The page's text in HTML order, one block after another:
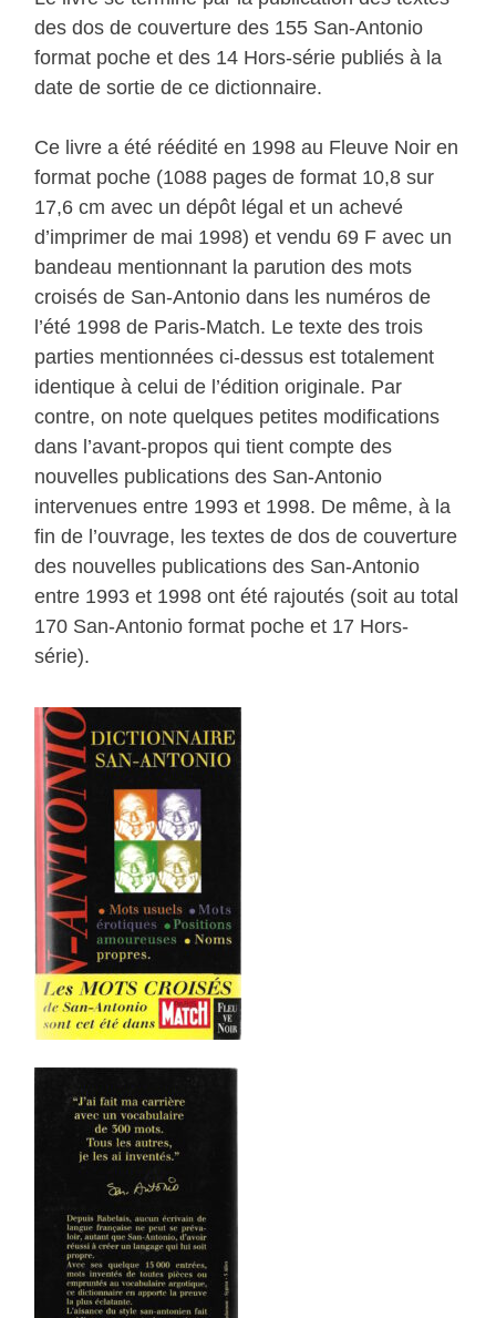
des dos de couverture des 155 San-Antonio
format poche et des 14 Hors-série publiés à la
date de sortie de ce dictionnaire.
Ce livre a été réédité en 1998 au Fleuve Noir en
format poche (1088 pages de format 10,8 sur
17,6 cm avec un dépôt légal et un achevé
d’imprimer de mai 1998) et vendu 69 F avec un
bandeau mentionnant la parution des mots
croisés de San-Antonio dans les numéros de
l’été 1998 de Paris-Match. Le texte des trois
parties mentionnées ci-dessus est totalement
identique à celui de l’édition originale. Par
contre, on note quelques petites modifications
dans l’avant-propos qui tient compte des
nouvelles publications des San-Antonio
intervenues entre 1993 et 1998. De même, à la
fin de l’ouvrage, les textes de dos de couverture
des nouvelles publications des San-Antonio
entre 1993 et 1998 ont été rajoutés (soit au total
170 San-Antonio format poche et 17 Hors-
série).